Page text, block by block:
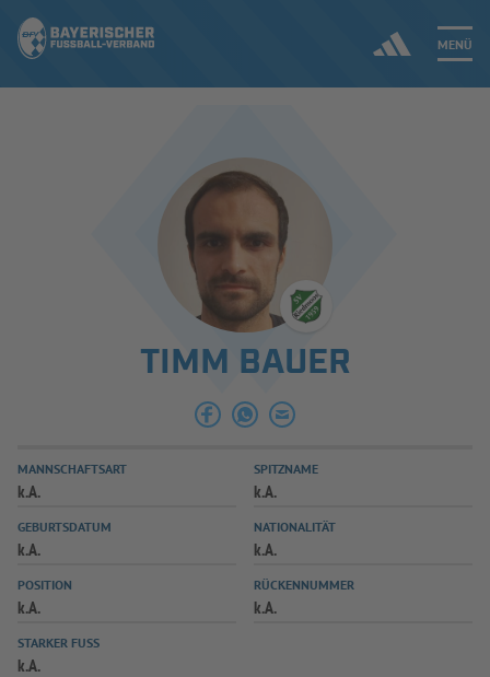
MENÜ
ERGEBNISSE & WETTBEWERBE
SPIELBETRIEB & VERBANDSLEBEN
AUSBILDUNG & FÖRDERUNG
SPIELPLUS
TIMM BAUER
MANNSCHAFTSART
k.A.
SPITZNAME
k.A.
GEBURTSDATUM
k.A.
NATIONALITÄT
k.A.
POSITION
k.A.
RÜCKENNUMMER
k.A.
STARKER FUSS
k.A.